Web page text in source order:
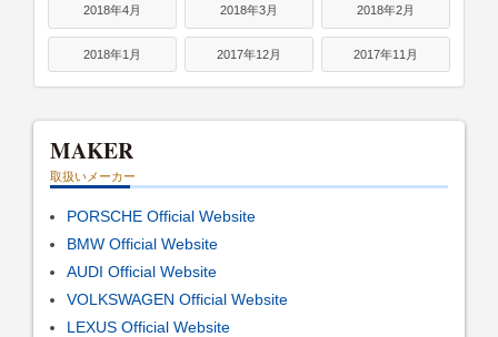
2018年4月 2018年3月 2018年2月
2018年1月 2017年12月 2017年11月
MAKER
取扱いメーカー
PORSCHE Official Website
BMW Official Website
AUDI Official Website
VOLKSWAGEN Official Website
LEXUS Official Website